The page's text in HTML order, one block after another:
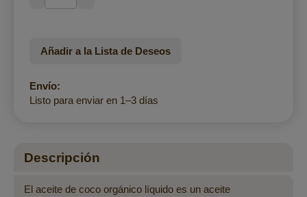
Añadir a la Lista de Deseos
Envío:
Listo para enviar en 1–3 días
Descripción
El aceite de coco orgánico líquido es un aceite